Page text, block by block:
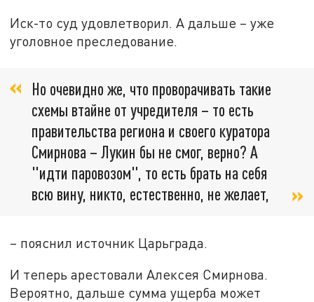
Иск-то суд удовлетворил. А дальше – уже
уголовное преследование.
Но очевидно же, что проворачивать такие
схемы втайне от учредителя – то есть
правительства региона и своего куратора
Смирнова – Лукин бы не смог, верно? А
"идти паровозом", то есть брать на себя
всю вину, никто, естественно, не желает,
– пояснил источник Царьграда.
И теперь арестовали Алексея Смирнова.
Вероятно, дальше сумма ущерба может